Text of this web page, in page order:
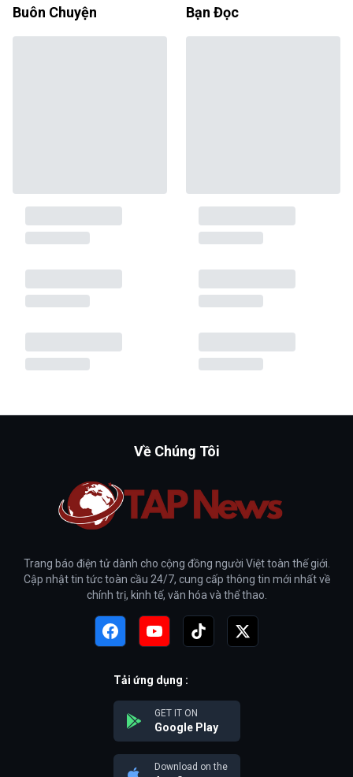
Buôn Chuyện Bạn Đọc
Về Chúng Tôi
Trang báo điện tử dành cho cộng đồng người Việt toàn thế giới.
Cập nhật tin tức toàn cầu 24/7, cung cấp thông tin mới nhất về
chính trị, kinh tế, văn hóa và thể thao.
Tải ứng dụng :
GET IT ON
Google Play
Download on the